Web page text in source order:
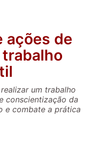
ações de
um trabalho
conscientização da
e combate a prática